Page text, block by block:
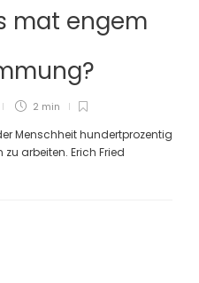
mat engem
2 min
Menschheit hundertprozentig
arbeiten. Erich Fried